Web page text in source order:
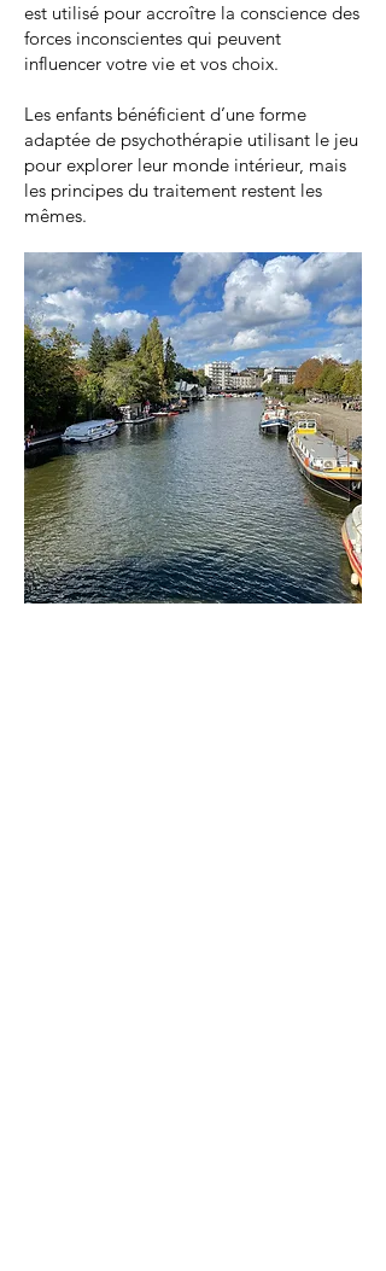
est utilisé pour accroître la conscience des
forces inconscientes qui peuvent
influencer votre vie et vos choix.
Les enfants bénéficient d’une forme
adaptée de psychothérapie utilisant le jeu
pour explorer leur monde intérieur, mais
les principes du traitement restent les
mêmes.